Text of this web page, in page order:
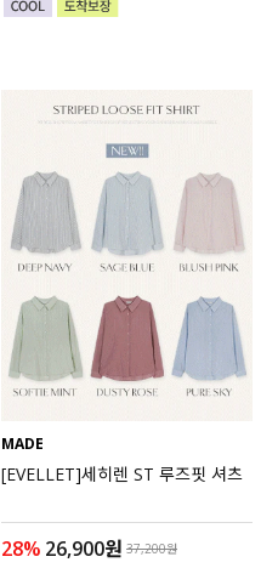
MADE
[EVELLET]세히렌 ST 루즈핏 셔츠
28% 26,900원 37,200원